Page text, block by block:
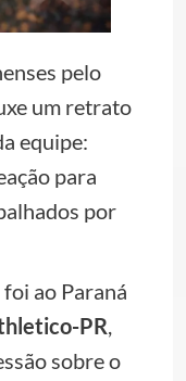
pelo
um retrato
equipe:
para
por
foi ao Paraná
PR,
sobre o